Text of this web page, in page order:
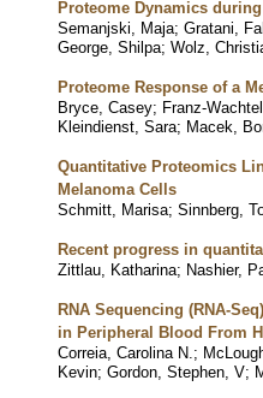
Proteome Dynamics
Semanjski, Maja; Gratani,
George, Shilpa; Wolz,
Proteome Response of a
Bryce, Casey; Franz-
Kleindienst, Sara; Macek,
Quantitative Proteomics
Melanoma Cells
Schmitt, Marisa; Sinnberg,
Recent progress in
Zittlau, Katharina; Nashier,
RNA Sequencing (RNA-
in Peripheral Blood From
Correia, Carolina N. ;
Kevin; Gordon, Stephen, V;